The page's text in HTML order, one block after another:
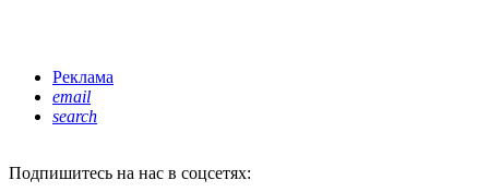
Реклама
email
search
Подпишитесь на нас в соцсетях: